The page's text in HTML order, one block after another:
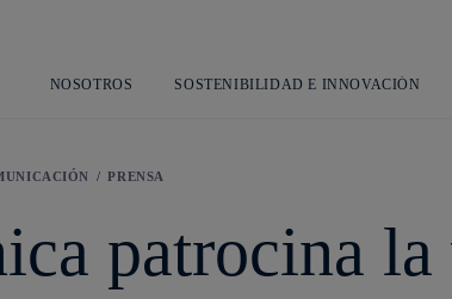
principal
NOSOTROS SOSTENIBILIDAD E INNOVACIÓN
PRENSA
patrocina